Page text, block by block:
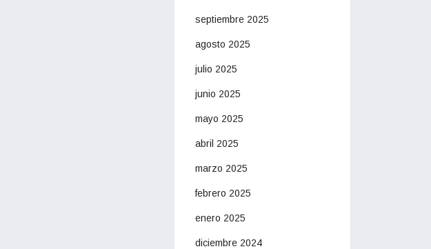
septiembre 2025
agosto 2025
julio 2025
junio 2025
mayo 2025
abril 2025
marzo 2025
febrero 2025
enero 2025
diciembre 2024